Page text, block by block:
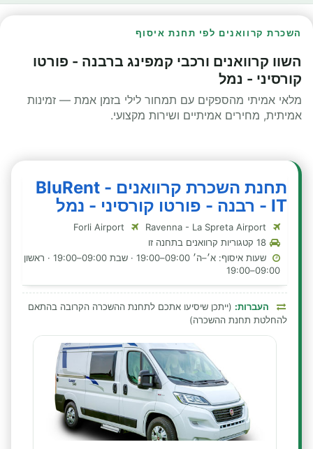
השכרת קרוואנים לפי תחנת איסוף
השוו קרוואנים ורכבי קמפינג ברבנה - פורטו
קורסיני - נמל
מלאי אמיתי מהספקים עם תמחור לילי בזמן אמת — זמינות
אמיתית, מחירים אמיתיים ושירות מקצועי.
תחנת השכרת קרוואנים - BluRent
IT - רבנה - פורטו קורסיני - נמל
שעות איסוף: א׳–ה׳ 09:00–19:00 · שבת 09:00–19:00 · ראשון
09:00–19:00
העברות: (ייתכן שיסיעו אתכם לתחנת ההשכרה הקרובה בהתאם
להחלטת תחנת ההשכרה)